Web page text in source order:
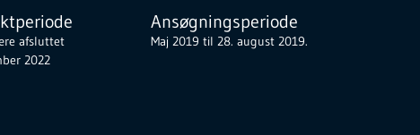
afsluttet
2022
Ansøgningsperiode
Maj 2019 til 28. august 2019.